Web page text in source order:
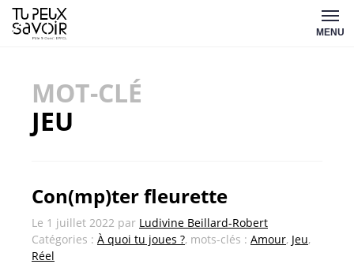
Aller
au
MENU
MOT-CLÉ
JEU
Con(mp)ter fleurette
Le 1 juillet 2022 par Ludivine Beillard-Robert
Catégories : À quoi tu joues ?, mots-clés : Amour, Jeu,
Réel